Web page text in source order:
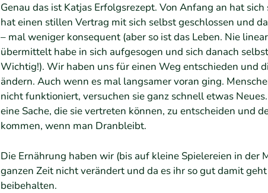
Genau das ist Katjas Erfolgsrezept. Von Anfang an hat
hat einen stillen Vertrag mit sich selbst geschlossen und
– mal weniger konsequent (aber so ist das Leben. Nie
übermittelt habe in sich aufgesogen und sich danach
Wichtig!). Wir haben uns für einen Weg entschieden und
ändern. Auch wenn es mal langsamer voran ging.
nicht funktioniert, versuchen sie ganz schnell etwas
eine Sache, die sie vertreten können, zu entscheiden und
kommen, wenn man Dranbleibt.
Die Ernährung haben wir (bis auf kleine Spielereien in
ganzen Zeit nicht verändert und da es ihr so gut damit
beibehalten.